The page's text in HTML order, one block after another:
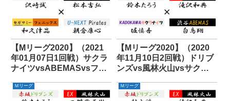
【Mリーグ2020】（2021
年01月07日1回戦）サクラ
ナイツvsABEMASvsフェ
【Mリーグ2020】（2020
年11月10日2回戦）ドリブ
ンズvs風林火山vsサクラ
Ｍリーグ Ｍリーグ